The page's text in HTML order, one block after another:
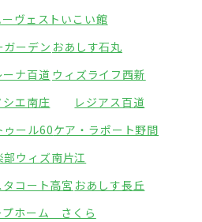
ェストいこい館
ガーデン おあしす石丸
ーナ百道 ウィズライフ西新
シエ南庄
レジアス百道
ゥール60ケア・ラポート野間
部ウィズ南片江
タコート高宮 おあしす長丘
プホーム さくら